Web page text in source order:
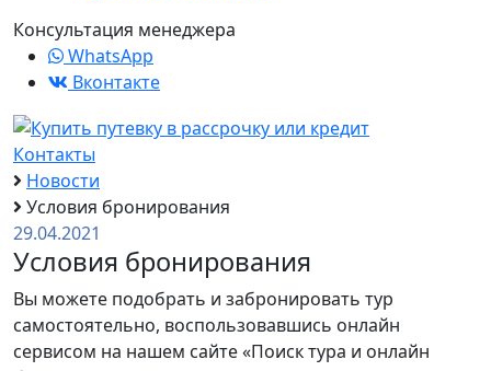
Консультация менеджера
WhatsApp
Вконтакте
Контакты
Новости
Условия бронирования
29.04.2021
Условия бронирования
Вы можете подобрать и забронировать тур
самостоятельно, воспользовавшись онлайн
сервисом на нашем сайте «Поиск тура и онлайн